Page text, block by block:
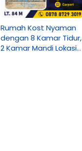
Rumah Kost Nyaman
dengan 8 Kamar Tidur,
2 Kamar Mandi Lokasi